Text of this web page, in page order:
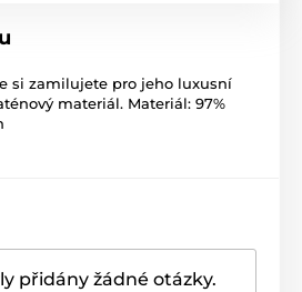
si zamilujete pro jeho luxusní
materiál. Materiál: 97%
přidány žádné otázky.